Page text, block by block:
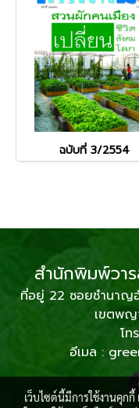
ฉบับที่ 3/2554
สำนักพิมพ์วาร
ที่อยู่ 22 ซอยชำนาญ
เขตพญ
โท
อีเมล :
เว็บไซต์นี้มีการใช้งานคุ